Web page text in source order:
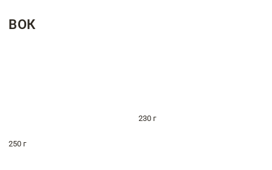
ВОК
230 г
250 г